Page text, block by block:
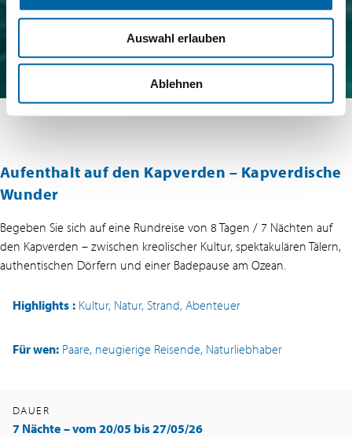
Auswahl erlauben
Ablehnen
Aufenthalt auf den Kapverden – Kapverdische
Wunder
Begeben Sie sich auf eine Rundreise von 8 Tagen / 7 Nächten auf
den Kapverden – zwischen kreolischer Kultur, spektakulären Tälern,
authentischen Dörfern und einer Badepause am Ozean.
Highlights : Kultur, Natur, Strand, Abenteuer
Für wen: Paare, neugierige Reisende, Naturliebhaber
DAUER
7 Nächte – vom 20/05 bis 27/05/26